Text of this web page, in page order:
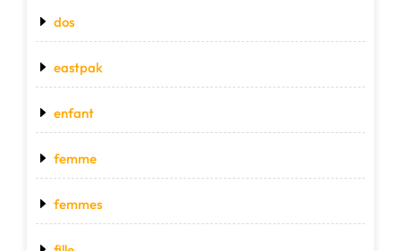
dos
eastpak
enfant
femme
femmes